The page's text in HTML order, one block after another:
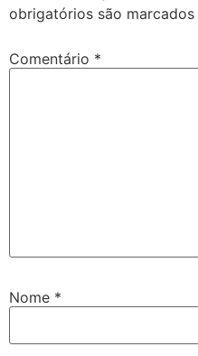
obrigatórios são marcados
Comentário *
Nome *